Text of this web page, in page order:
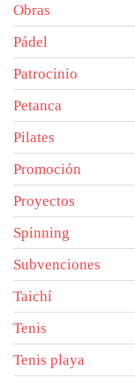
Obras
Pádel
Patrocinio
Petanca
Pilates
Promoción
Proyectos
Spinning
Subvenciones
Taichí
Tenis
Tenis playa